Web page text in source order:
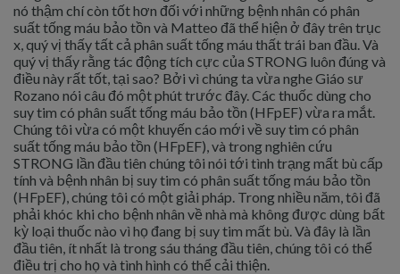
nó thậm chí còn tốt hơn đối với những bệnh nhân có phân
suất tống máu bảo tồn và Matteo đã thể hiện ở đây trên trục
x, quý vị thấy tất cả phân suất tống máu thất trái ban đầu. Và
quý vị thấy rằng tác động tích cực của STRONG luôn đúng và
điều này rất tốt, tại sao? Bởi vì chúng ta vừa nghe Giáo sư
Rozano nói câu đó một phút trước đây. Các thuốc dùng cho
suy tim có phân suất tống máu bảo tồn (HFpEF) vừa ra mắt.
Chúng tôi vừa có một khuyến cáo mới về suy tim có phân
suất tống máu bảo tồn (HFpEF), và trong nghiên cứu
STRONG lần đầu tiên chúng tôi nói tới tình trạng mất bù cấp
tính và bệnh nhân bị suy tim có phân suất tống máu bảo tồn
(HFpEF), chúng tôi có một giải pháp. Trong nhiều năm, tôi đã
phải khóc khi cho bệnh nhân về nhà mà không được dùng bất
kỳ loại thuốc nào vì họ đang bị suy tim mất bù. Và đây là lần
đầu tiên, ít nhất là trong sáu tháng đầu tiên, chúng tôi có thể
điều trị cho họ và tình hình có thể cải thiện.